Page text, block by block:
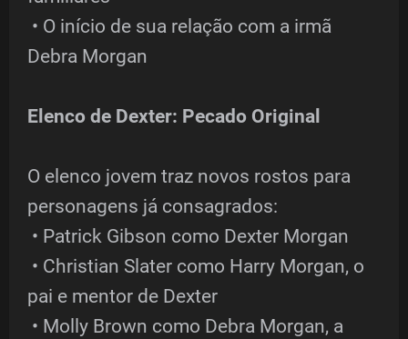
• O início de sua relação com a irmã
Debra Morgan
Elenco de Dexter: Pecado Original
O elenco jovem traz novos rostos para
personagens já consagrados:
• Patrick Gibson como Dexter Morgan
• Christian Slater como Harry Morgan, o
pai e mentor de Dexter
• Molly Brown como Debra Morgan, a